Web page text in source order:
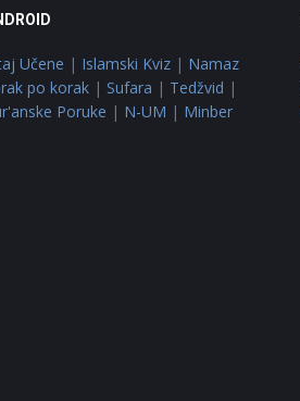
Učene | Islamski Kviz| Namaz
po korak| Sufara | Tedžvid |
Poruke | N-UM | Minber